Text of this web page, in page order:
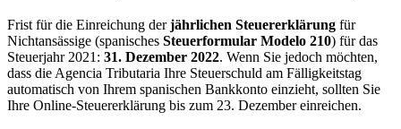
Frist für die Einreichung derjährlichen Steuererklärung für
Nichtansässige (spanisches Steuerformular Modelo 210) für das
Steuerjahr 2021: 31. Dezember 2022. Wenn Sie jedoch möchten,
dass die Agencia Tributaria Ihre Steuerschuld am Fälligkeitstag
automatisch von Ihrem spanischen Bankkonto einzieht, sollten Sie
Ihre Online-Steuererklärung bis zum 23. Dezember einreichen.